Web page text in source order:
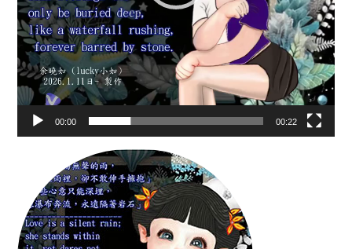
00:00 00:22